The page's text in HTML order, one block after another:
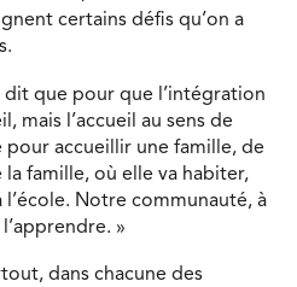
certains défis qu’on a
que pour que l’intégration
mais l’accueil au sens de
pour accueillir une famille, de
la famille, où elle va habiter,
Notre communauté, à
»
dans chacune des